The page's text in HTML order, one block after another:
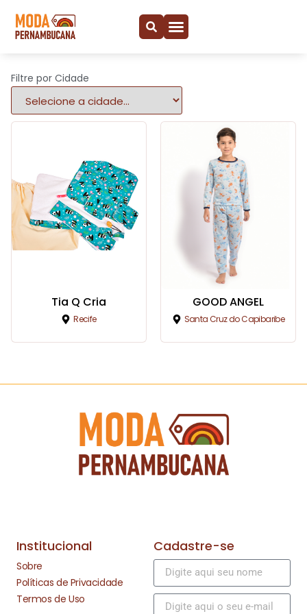
Filtre por Cidade
Tia Q Cria
Recife
GOOD ANGEL
Santa Cruz do Capibaribe
Institucional
Sobre
Políticas de Privacidade
Termos de Uso
Cadastre-se